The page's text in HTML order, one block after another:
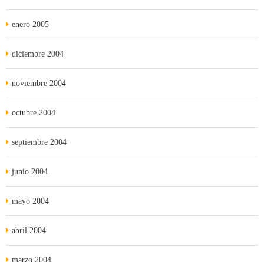
enero 2005
diciembre 2004
noviembre 2004
octubre 2004
septiembre 2004
junio 2004
mayo 2004
abril 2004
marzo 2004